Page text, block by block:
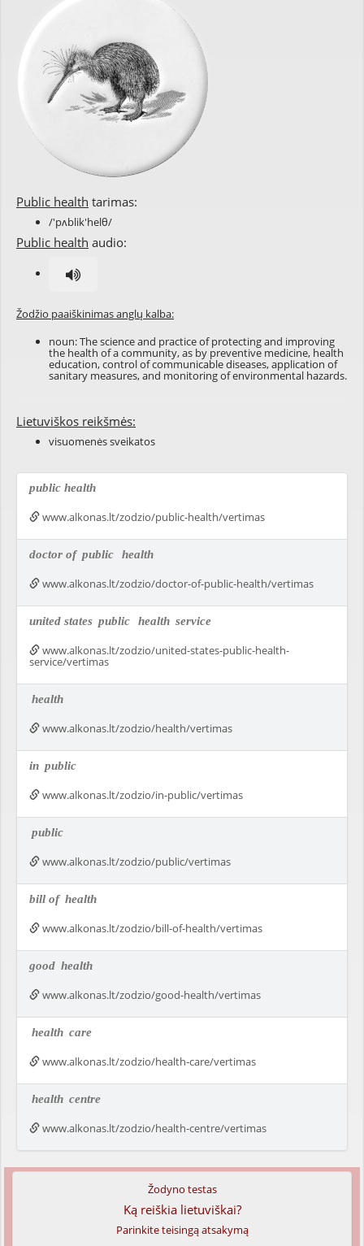
Public health tarimas:
/'pʌblik'helθ/
Public health audio:
Žodžio paaiškinimas anglų kalba:
noun: The science and practice of protecting and improving
the health of a community, as by preventive medicine, health
education, control of communicable diseases, application of
sanitary measures, and monitoring of environmental hazards.
Lietuviškos reikšmės:
visuomenės sveikatos
public health
www.alkonas.lt/zodzio/public-health/vertimas
doctor of public health
www.alkonas.lt/zodzio/doctor-of-public-health/vertimas
united states public health service
www.alkonas.lt/zodzio/united-states-public-health-
service/vertimas
health
www.alkonas.lt/zodzio/health/vertimas
in public
www.alkonas.lt/zodzio/in-public/vertimas
public
www.alkonas.lt/zodzio/public/vertimas
bill of health
www.alkonas.lt/zodzio/bill-of-health/vertimas
good health
www.alkonas.lt/zodzio/good-health/vertimas
health care
www.alkonas.lt/zodzio/health-care/vertimas
health centre
www.alkonas.lt/zodzio/health-centre/vertimas
Žodyno testas
Ką reiškia lietuviškai?
Parinkite teisingą atsakymą